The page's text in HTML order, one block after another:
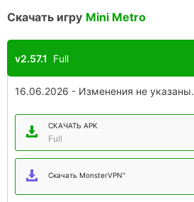
Скачать игру Mini Metro
v2.57.1 Full
16.06.2026 - Изменения не указаны.
СКАЧАТЬ APK
Full
Скачать MonsterVPN"